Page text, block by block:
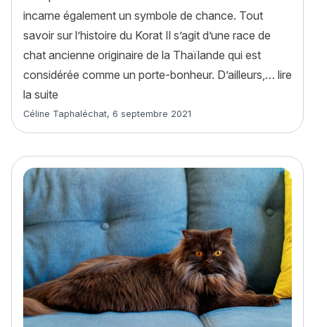
incarne également un symbole de chance. Tout
savoir sur l’histoire du Korat Il s’agit d’une race de
chat ancienne originaire de la Thaïlande qui est
considérée comme un porte-bonheur. D’ailleurs,… lire
la suite
Article rédigé par
Céline Taphaléchat, 6 septembre 2021